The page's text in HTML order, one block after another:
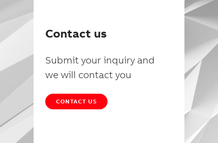
Contact us
Submit your inquiry and
we will contact you
CONTACT US